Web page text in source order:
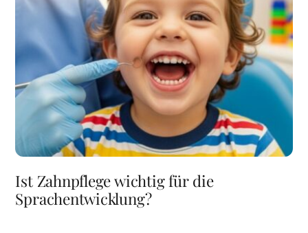
Ist Zahnpflege wichtig für die
Sprachentwicklung?